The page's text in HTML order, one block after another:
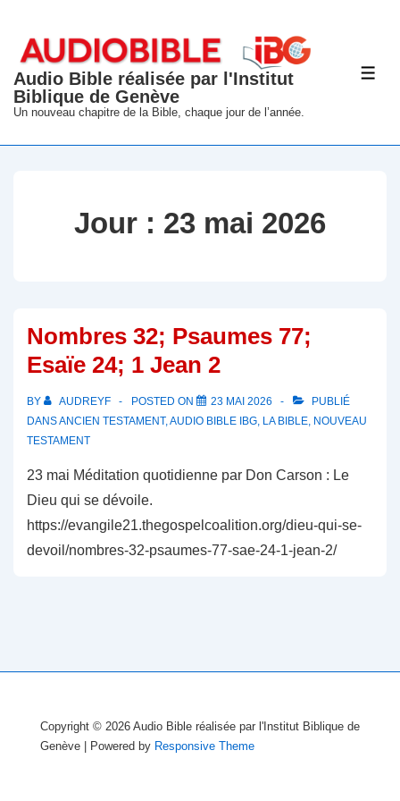
passer
contenu
principal
Audio Bible réalisée par l'Institut
Biblique de Genève
Un nouveau chapitre de la Bible, chaque jour de l’année.
Jour : 23 mai 2026
Nombres 32; Psaumes 77;
Esaïe 24; 1 Jean 2
BY AUDREYF POSTED ON 23 MAI 2026
PUBLIÉ
DANSANCIEN TESTAMENT,AUDIO BIBLE IBG, LA BIBLE, NOUVEAU
TESTAMENT
23 mai Méditation quotidienne par Don Carson : Le
Dieu qui se dévoile.
https://evangile21.thegospelcoalition.org/dieu-qui-se-
devoil/nombres-32-psaumes-77-sae-24-1-jean-2/
Copyright © 2026 Audio Bible réalisée par l'Institut Biblique de
Genève
| Powered by Responsive Theme